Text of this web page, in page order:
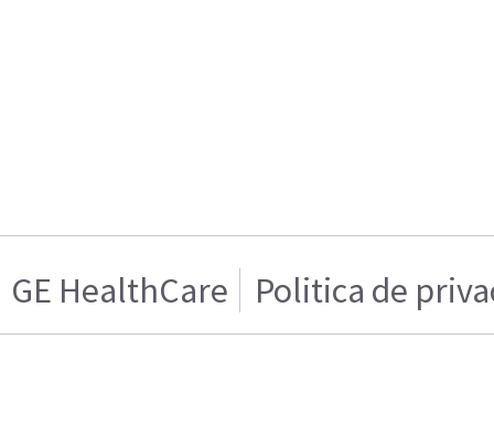
GE HealthCare Politica de